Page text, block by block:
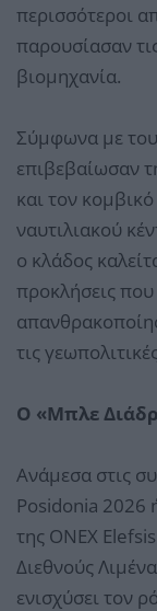
περισσότεροι
παρουσίασαν
βιομηχανία.
Σύμφωνα με
επιβεβαίωσαν
και τον
ναυτιλιακού
ο κλάδος
προκλήσεις που
τις
Ο «Μπλε
Ανάμεσα στις
Posidonia 2026
της ONEX
Διεθνούς
ενισχύσει τον